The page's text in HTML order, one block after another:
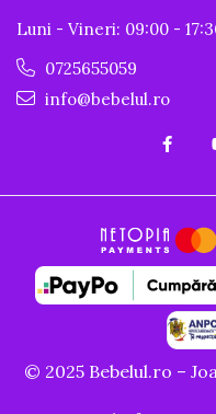
Luni - Vineri: 09:00 -
0725655059
info@bebelul.ro
© 2025 Bebelul.ro –